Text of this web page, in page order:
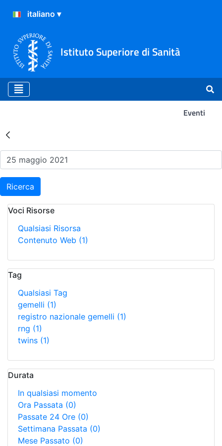
Istituto Superiore di Sanità
Eventi
Risultati della Ricerca -
Ricerca
Voci Risorse
Qualsiasi Risorsa
Contenuto Web (1)
Tag
Qualsiasi Tag
gemelli (1)
registro nazionale gemelli (1)
rng (1)
twins (1)
Durata
In qualsiasi momento
Ora Passata (0)
Passate 24 Ore (0)
Settimana Passata (0)
Mese Passato (0)